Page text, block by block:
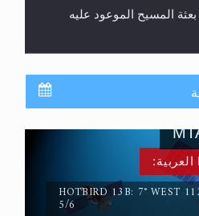
المسيح الموعود عليه
HOTBIRD 13B: 7° WEST
5/6